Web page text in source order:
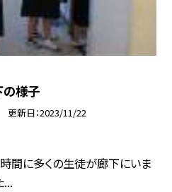
の様子
更新日 2023/11/22
間に多くの生徒が廊下にいま
...